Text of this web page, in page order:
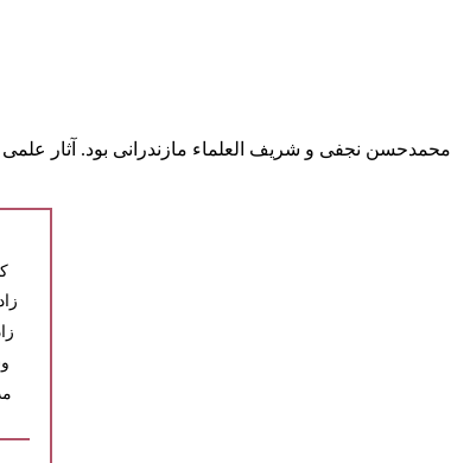
محمدحسن نجفی و شریف العلماء مازندرانی بود. آثار